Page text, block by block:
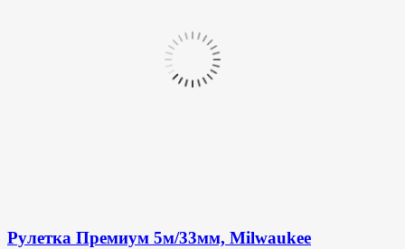
Рулетка Премиум 5м/33мм, Milwaukee